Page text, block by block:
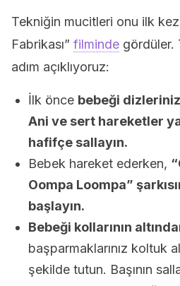
Tekniğin mucitleri onu ilk
Fabrikası” filminde gördüler.
adım açıklıyoruz:
İlk önce bebeği
Ani ve sert hareketler
hafifçe sallayın.
Bebek hareket ederken,
Oompa Loompa”
başlayın.
Bebeği kollarının
başparmaklarınız koltuk
şekilde tutun. Başının